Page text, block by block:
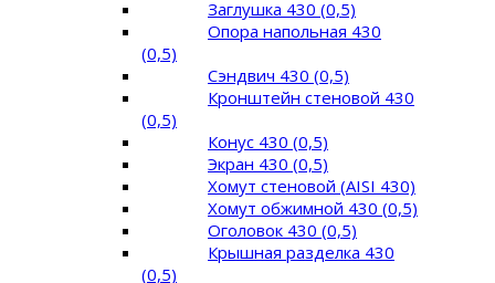
Заглушка 430 (0,5)
Опора напольная 430
(0,5)
Сэндвич 430 (0,5)
Кронштейн стеновой 430
(0,5)
Конус 430 (0,5)
Экран 430 (0,5)
Хомут стеновой (AISI 430)
Хомут обжимной 430 (0,5)
Оголовок 430 (0,5)
Крышная разделка 430
(0,5)